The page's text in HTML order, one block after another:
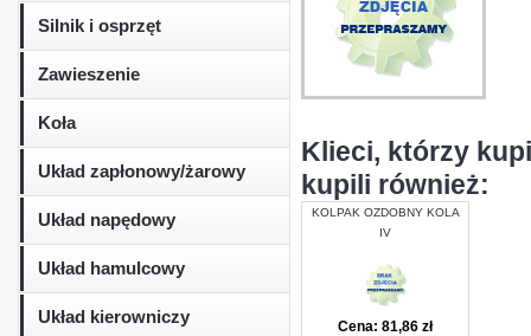
Silnik i osprzęt
Zawieszenie
Koła
Układ zapłonowy/żarowy
Układ napędowy
Układ hamulcowy
Układ kierowniczy
Klieci, którzy
kupili również:
KOLPAK OZDOBNY KOLA
IV
Cena: 81,86 zł